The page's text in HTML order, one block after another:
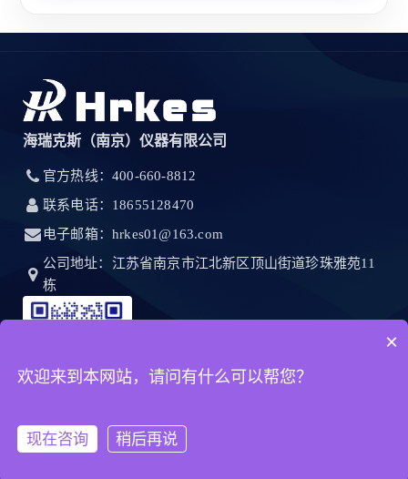
海瑞克斯（南京）仪器有限公司
官方热线：400-660-8812
联系电话：18655128470
电子邮箱：hrkes01@163.com
公司地址：江苏省南京市江北新区顶山街道珍珠雅苑11
栋
×
欢迎来到本网站，请问有什么可以帮您？
现在咨询 稍后再说